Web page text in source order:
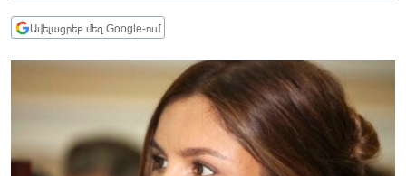
ՂԱՐԱԲԱՂ
ՄՇԱԿՈՒՅԹ
Ավելացրեք մեզ Google-ում